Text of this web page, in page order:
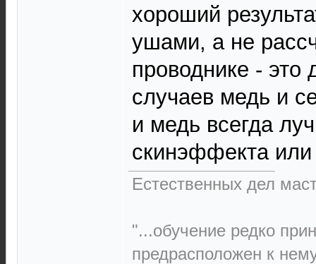
хороший
ушами, а не
проводнике -
случаев медь и
и медь всегда
скинэффекта или
Естественных дел
"...обучение редко
предрасположен к